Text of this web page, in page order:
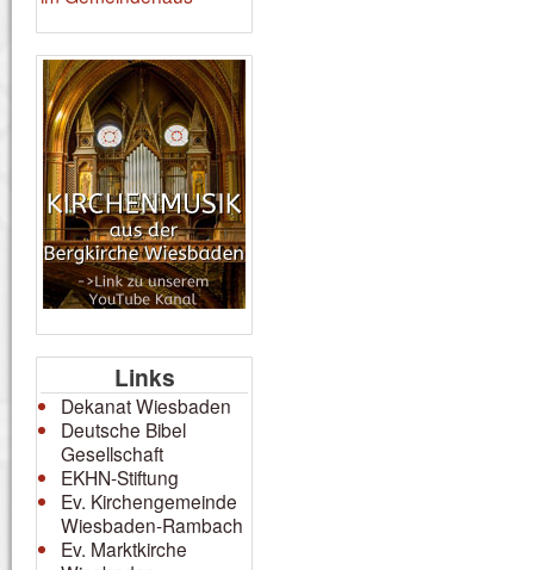
Links
Dekanat Wiesbaden
Deutsche Bibel
Gesellschaft
EKHN-Stiftung
Ev. Kirchengemeinde
Wiesbaden-Rambach
Ev. Marktkirche